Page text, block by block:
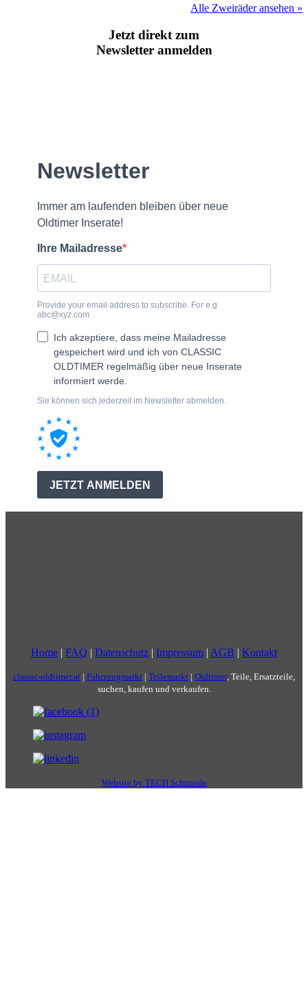
Alle Zweiräder ansehen »
Jetzt direkt zum
Newsletter anmelden
Home | FAQ | Datenschutz | Impressum | AGB | Kontakt
classic-oldtimer.at | Fahrzeugmarkt | Teilemarkt | Oldtimer, Teile, Ersatzteile,
suchen, kaufen und verkaufen.
Website by TECH Schmiede